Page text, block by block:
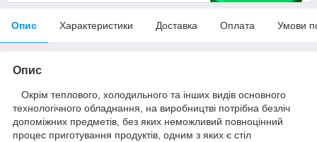
Опис Характеристики Доставка Оплата Умови
Опис
Окрім теплового, холодильного та інших видів основного
технологічного обладнання, на виробництві потрібна безліч
допоміжних предметів, без яких неможливий повноцінний
процес приготування продуктів, одним з яких є стіл